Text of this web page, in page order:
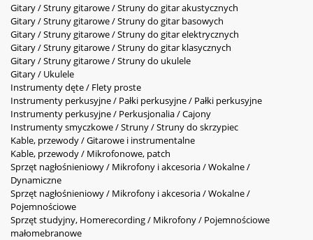
Gitary / Struny gitarowe / Struny do gitar akustycznych
Gitary / Struny gitarowe / Struny do gitar basowych
Gitary / Struny gitarowe / Struny do gitar elektrycznych
Gitary / Struny gitarowe / Struny do gitar klasycznych
Gitary / Struny gitarowe / Struny do ukulele
Gitary / Ukulele
Instrumenty dęte / Flety proste
Instrumenty perkusyjne / Pałki perkusyjne / Pałki perkusyjne
Instrumenty perkusyjne / Perkusjonalia / Cajony
Instrumenty smyczkowe / Struny / Struny do skrzypiec
Kable, przewody / Gitarowe i instrumentalne
Kable, przewody / Mikrofonowe, patch
Sprzęt nagłośnieniowy / Mikrofony i akcesoria / Wokalne /
Dynamiczne
Sprzęt nagłośnieniowy / Mikrofony i akcesoria / Wokalne /
Pojemnościowe
Sprzęt studyjny, Homerecording / Mikrofony / Pojemnościowe
małomebranowe